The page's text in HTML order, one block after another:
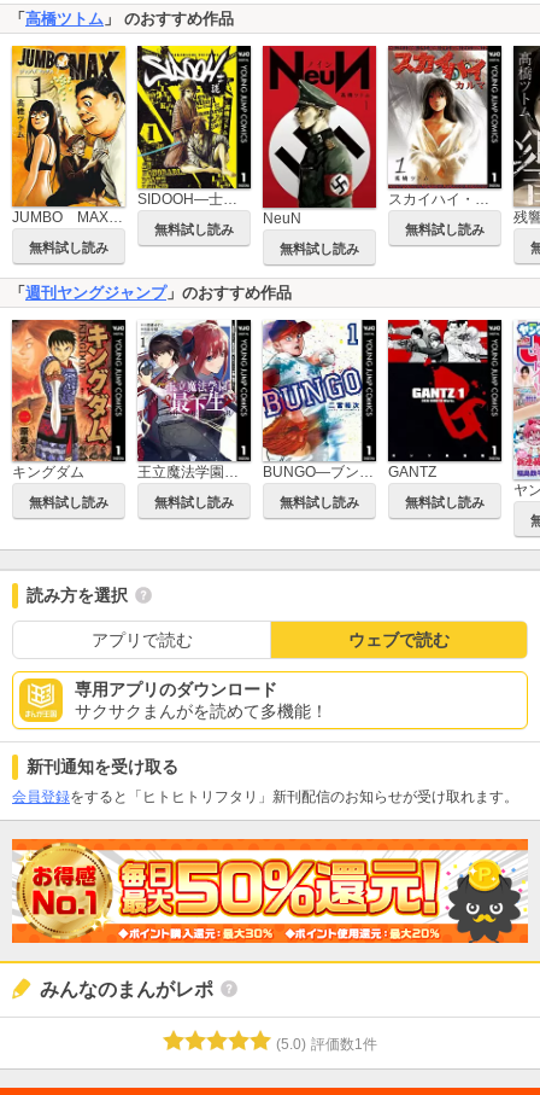
「 高橋ツトム 」 のおすすめ作品
JUMBO MAX～ハイパーED薬密造人～
無料試し読み
SIDOOH―士道―
無料試し読み
NeuN
無料試し読み
スカイハイ・カルマ
無料試し読み
残
「 週刊ヤングジャンプ」のおすすめ作品
キングダム
無料試し読み
王立魔法学園の最下生～貧困街上がりの最強魔法師、貴族だらけの学園で無双する～
無料試し読み
BUNGO―ブンゴ―
無料試し読み
GANTZ
無料試し読み
ヤ
読み方を選択
アプリで読む ウェブで読む
専用アプリのダウンロード
サクサクまんがを読めて多機能！
新刊通知を受け取る
会員登録をすると「ヒトヒトリフタリ」新刊配信のお知らせが受け取れます。
みんなのまんがレポ
(5.0) 評価数1件